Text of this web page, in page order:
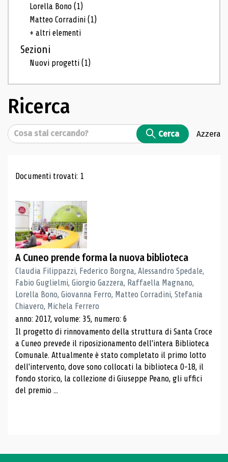
Lorella Bono(1)
Matteo Corradini(1)
+ altri elementi
Sezioni
Nuovi progetti(1)
Ricerca
Cerca Cerca Azzera
Risultati di ricerca
Documenti trovati: 1
A Cuneo prende forma la nuova biblioteca
Claudia Filippazzi, Federico Borgna, Alessandro Spedale,
Fabio Guglielmi, Giorgio Gazzera, Raffaella Magnano,
Lorella Bono, Giovanna Ferro, Matteo Corradini, Stefania
Chiavero, Michela Ferrero
anno: 2017, volume: 35, numero: 6
Il progetto di rinnovamento della struttura di Santa Croce
a Cuneo prevede il riposizionamento dell'intera Biblioteca
Comunale. Attualmente è stato completato il primo lotto
dell'intervento, dove sono collocati la biblioteca 0-18, il
fondo storico, la collezione di Giuseppe Peano, gli uffici
del premio ...